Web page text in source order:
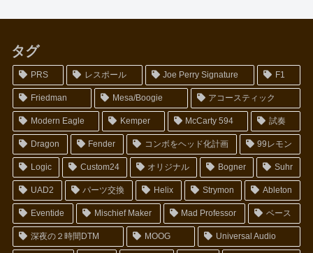
タグ
PRS レスポール Joe Perry Signature F1
Friedman Mesa/Boogie アコースティック
Modern Eagle Kemper McCarty 594 試奏
Dragon Fender コンボをヘッド化計画 99レモン
Logic Custom24 オリジナル Bogner Suhr
UAD2 パーツ交換 Helix Strymon Ableton
Eventide Mischief Maker Mad Professor ベース
深夜の２時間DTM MOOG Universal Audio